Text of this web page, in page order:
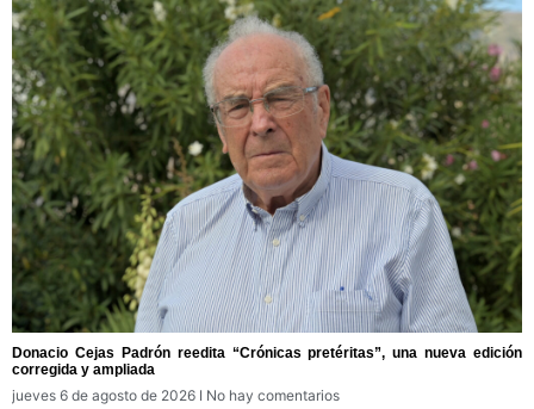
Donacio Cejas Padrón reedita “Crónicas pretéritas”, una nueva edición
corregida y ampliada
jueves 6 de agosto de 2026
No hay comentarios